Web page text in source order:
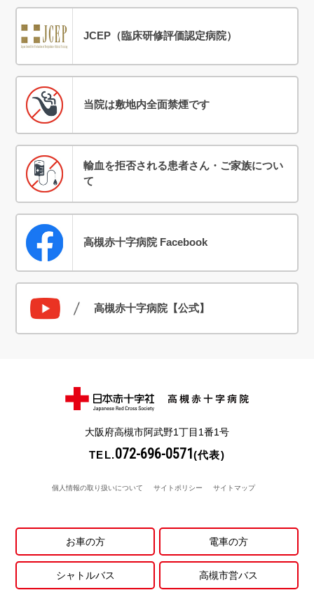
JCEP（臨床研修評価認定病院）
当院は敷地内全面禁煙です
輸血を拒否される患者さん・ご家族につい
て
高槻赤十字病院 Facebook
高槻赤十字病院【公式】
大阪府高槻市阿武野1丁目1番1号
TEL.072-696-0571(代表)
個人情報の取り扱いについて サイトポリシー サイトマップ
お車の方 電車の方
シャトルバス 高槻市営バス